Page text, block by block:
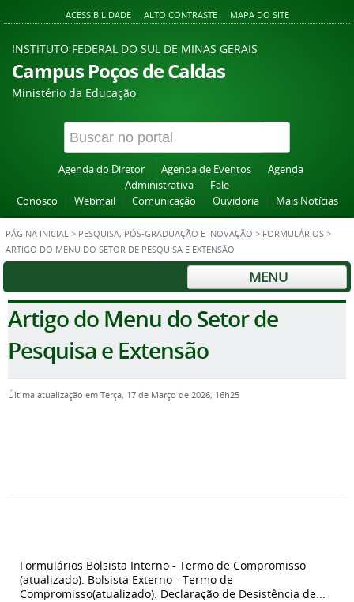
ACESSIBILIDADE ALTO CONTRASTE MAPA DO SITE
INSTITUTO FEDERAL DO SUL DE MINAS GERAIS
Campus Poços de Caldas
Ministério da Educação
Agenda do Diretor Agenda de Eventos
Agenda
Administrativa
Fale
Conosco
Webmail Comunicação Ouvidoria Mais Notícias
PÁGINA INICIAL > PESQUISA, PÓS-GRADUAÇÃO E INOVAÇÃO > FORMULÁRIOS >
ARTIGO DO MENU DO SETOR DE PESQUISA E EXTENSÃO
MENU
Artigo do Menu do Setor de
Pesquisa e Extensão
Última atualização em Terça, 17 de Março de 2026, 16h25
Formulários Bolsista Interno - Termo de Compromisso
(atualizado). Bolsista Externo - Termo de
Compromisso(atualizado). Declaração de Desistência de...